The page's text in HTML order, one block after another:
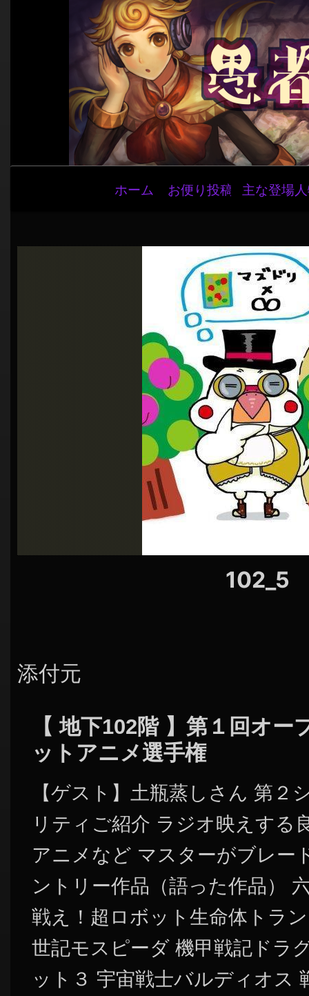
ビ
ゲ
ー
シ
ョ
ン
ホーム お便り投稿 主な登場
102_5
添付元
【 地下102階 】第１回オ
ットアニメ選手権
【ゲスト】土瓶蒸しさん 第２
リティご紹介 ラジオ映えする
アニメなど マスターがブレー
ントリー作品（語った作品）
戦え！超ロボット生命体トラ
世記モスピーダ 機甲戦記ドラ
ット３ 宇宙戦士バルディオス